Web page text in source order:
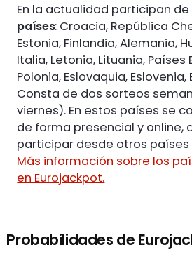
En la actualidad participan
países: Croacia, República
Estonia, Finlandia, Alemania,
Italia, Letonia, Lituania, Países
Polonia, Eslovaquia, Eslovenia,
Consta de dos sorteos
viernes). En estos países se
de forma presencial y online,
participar desde otros
Más información sobre los
en Eurojackpot.
Probabilidades de